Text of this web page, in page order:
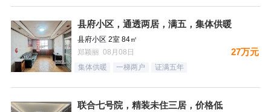
县府小区，通透两居，满五，集体供暖
县府小区 2室 84㎡
郑颖丽 08月08日
27万元
集体供暖 一梯两户 证满五年
联合七号院，精装未住三居，价格低